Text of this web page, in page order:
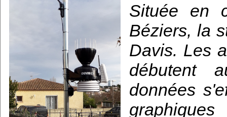
Située en
Béziers, la
Davis. Les
débutent
données